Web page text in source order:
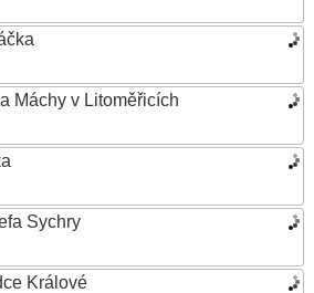
Máchy v Litoměřicích
Sychry
Králové